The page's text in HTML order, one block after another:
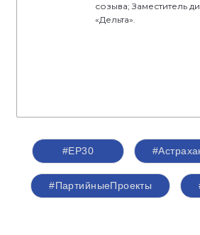
созыва; Заместитель
«Дельта».
#ЕР30
#ПартийныеПроекты